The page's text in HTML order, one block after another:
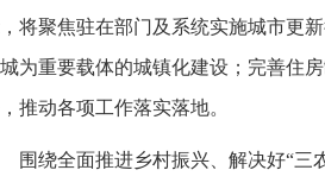
将聚焦驻在部门及系统实施城市更
为重要载体的城镇化建设；完善住
推动各项工作落实落地。
围绕全面推进乡村振兴、解决好“